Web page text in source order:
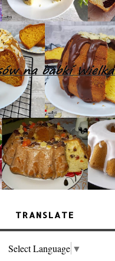
TRANSLATE
Select Language ▼